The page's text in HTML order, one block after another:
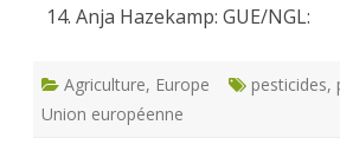
Anja Hazekamp: GUE/NGL:
Agriculture, Europe pesticides,
Union européenne